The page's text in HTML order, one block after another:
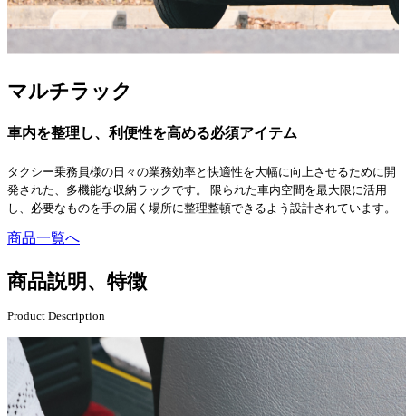
マルチラック
車内を整理し、利便性を高める必須アイテム
タクシー乗務員様の日々の業務効率と快適性を大幅に向上させるために開
発された、多機能な収納ラックです。 限られた車内空間を最大限に活用
し、必要なものを手の届く場所に整理整頓できるよう設計されています。
商品一覧へ
商品説明、特徴
Product Description